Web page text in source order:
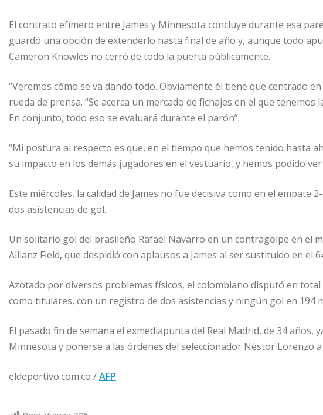
El contrato efímero entre James y Minnesota concluye durante esa
guardó una opción de extenderlo hasta final de año y, aunque todo
Cameron Knowles no cerró de todo la puerta públicamente.
“Veremos cómo se va dando todo. Obviamente él tiene que centrado
rueda de prensa. “Se acerca un mercado de fichajes en el que
En conjunto, todo eso se evaluará durante el parón”.
“Mi postura al respecto es que, en el tiempo que hemos tenido hasta
su impacto en los demás jugadores en el vestuario, y hemos podido
Este miércoles, la calidad de James no fue decisiva como en el empate
dos asistencias de gol.
Un solitario gol del brasileño Rafael Navarro en un contragolpe en el
Allianz Field, que despidió con aplausos a James al ser sustituido en el
Azotado por diversos problemas físicos, el colombiano disputó en
como titulares, con un registro de dos asistencias y ningún gol en 194
El pasado fin de semana el exmediapunta del Real Madrid, de 34 años,
Minnesota y ponerse a las órdenes del seleccionador Néstor Lorenzo
eldeportivo.com.co /AFP